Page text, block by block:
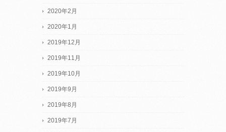
2020年2月
2020年1月
2019年12月
2019年11月
2019年10月
2019年9月
2019年8月
2019年7月